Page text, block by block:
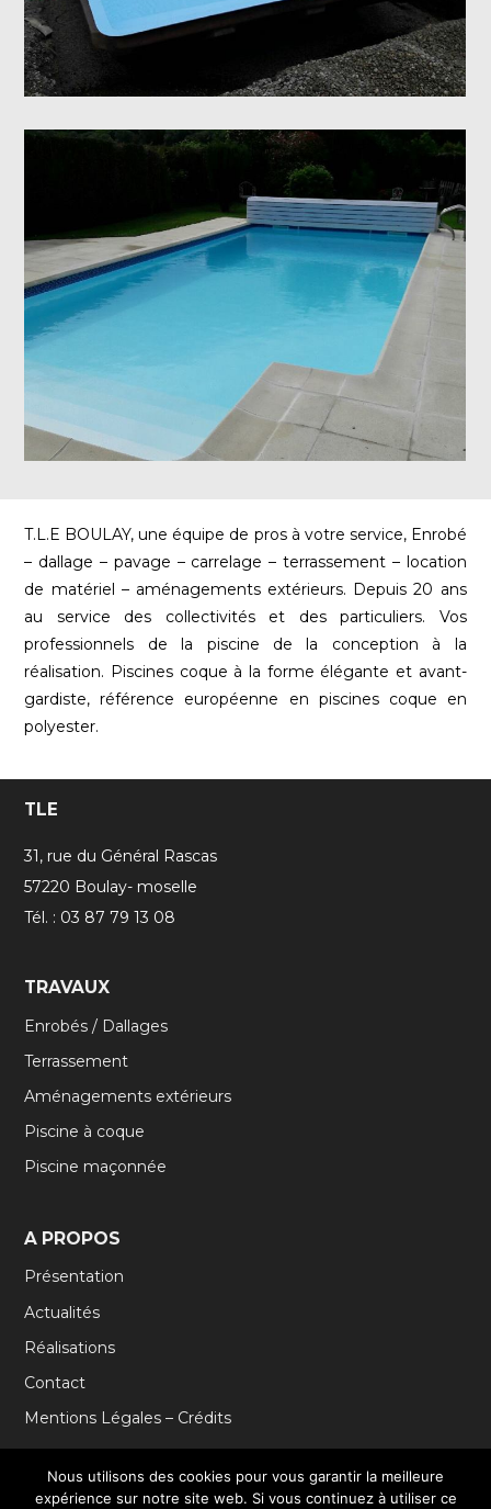
Rénovation de piscine
T.L.E BOULAY, une équipe de pros à votre service, Enrobé
– dallage – pavage – carrelage – terrassement – location
de matériel – aménagements extérieurs. Depuis 20 ans
au service des collectivités et des particuliers. Vos
professionnels de la piscine de la conception à la
réalisation. Piscines coque à la forme élégante et avant-
gardiste, référence européenne en piscines coque en
polyester.
TLE
31, rue du Général Rascas
57220 Boulay- moselle
Tél. : 03 87 79 13 08
TRAVAUX
Enrobés / Dallages
Terrassement
Aménagements extérieurs
Piscine à coque
Piscine maçonnée
A PROPOS
Présentation
Actualités
Réalisations
Contact
Mentions Légales – Crédits
2020 T.L.E BOULAY - SARL au capital de 5000 € - SIRET :
81913606000020 –Création et programmation de sites internet :
Nous utilisons des cookies pour vous garantir la meilleure
expérience sur notre site web. Si vous continuez à utiliser ce